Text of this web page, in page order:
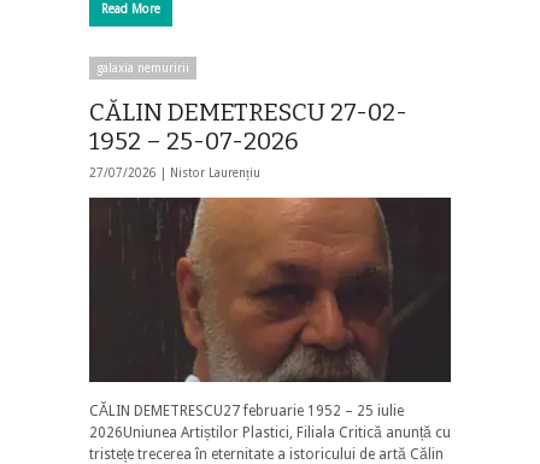
Read More
galaxia nemuririi
CĂLIN DEMETRESCU 27-02-
1952 – 25-07-2026
27/07/2026 | Nistor Laurențiu
CĂLIN DEMETRESCU27 februarie 1952 – 25 iulie
2026Uniunea Artiștilor Plastici, Filiala Critică anunță cu
tristețe trecerea în eternitate a istoricului de artă Călin